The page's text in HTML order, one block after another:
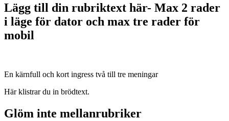
Lägg till din rubriktext här- Max 2 rader
i läge för dator och max tre rader för
mobil
En kärnfull och kort ingress två till tre meningar
Här klistrar du in brödtext.
Glöm inte mellanrubriker